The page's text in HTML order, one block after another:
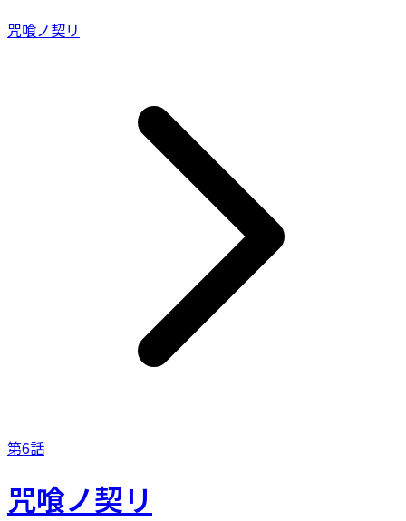
咒喰ノ契リ
第6話
咒喰ノ契リ